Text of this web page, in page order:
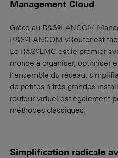
Management Cloud
Grâce au R&S®LANCOM
R&S®LANCOM vRouter est
Le R&S®LMC est le premier
monde à organiser, optimiser
l’ensemble du réseau,
de petites à très grandes
routeur virtuel est également
méthodes classiques.
Simplification radicale